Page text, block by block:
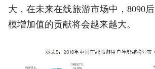
大，在未来在线旅游市场中，8090
模增加值的贡献将会越来越大。